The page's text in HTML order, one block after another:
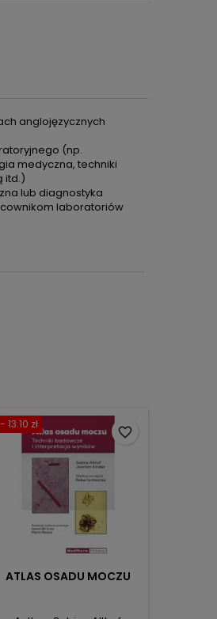
anglojęzycznych
(np.
medyczna, techniki
itd.)
lub diagnostyka
laboratoriów
- 13.10 zł
ATLAS OSADU MOCZU
favorite_border